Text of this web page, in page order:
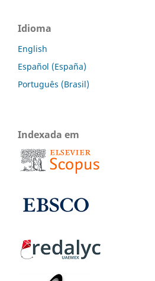
Idioma
English
Español (España)
Português (Brasil)
Indexada em